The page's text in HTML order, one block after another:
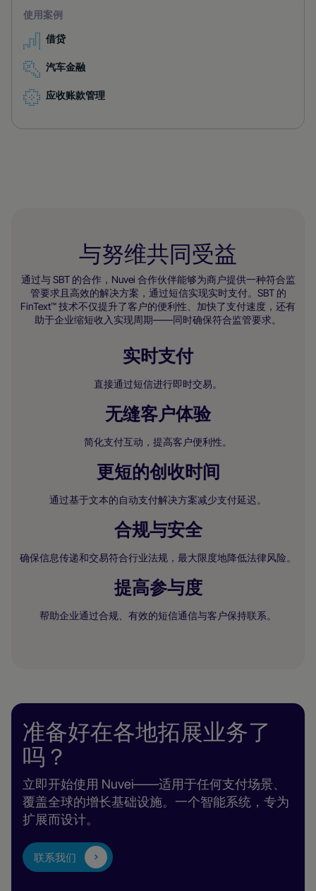
使用案例
借贷
汽车金融
应收账款管理
与努维共同受益
通过与 SBT 的合作，Nuvei 合作伙伴能够为商户提供一种符合监
管要求且高效的解决方案，通过短信实现实时支付。SBT 的
FinText™ 技术不仅提升了客户的便利性、加快了支付速度，还有
助于企业缩短收入实现周期——同时确保符合监管要求。
实时支付
直接通过短信进行即时交易。
无缝客户体验
简化支付互动，提高客户便利性。
更短的创收时间
通过基于文本的自动支付解决方案减少支付延迟。
合规与安全
确保信息传递和交易符合行业法规，最大限度地降低法律风险。
提高参与度
帮助企业通过合规、有效的短信通信与客户保持联系。
准备好在各地拓展业务了
吗？
立即开始使用 Nuvei——适用于任何支付场景、
覆盖全球的增长基础设施。一个智能系统，专为
扩展而设计。
联系我们